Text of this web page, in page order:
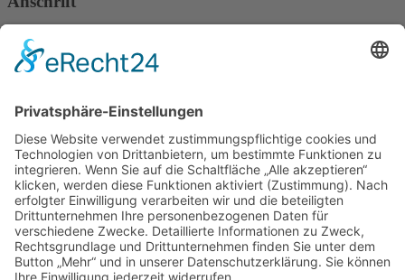
Verband Deutscher Tierheilpraktiker e.V.
Verbandsverwaltung
Am Rosenbraken 12
E-Mail
Diese E-Mail-Adresse ist vor Spambots geschützt! Zur Anzeige
muss JavaScript eingeschaltet sein!
Diese E-Mail-Adresse ist vor Spambots geschützt! Zur Anzeige
muss JavaScript eingeschaltet sein!
Telefon Service-Team